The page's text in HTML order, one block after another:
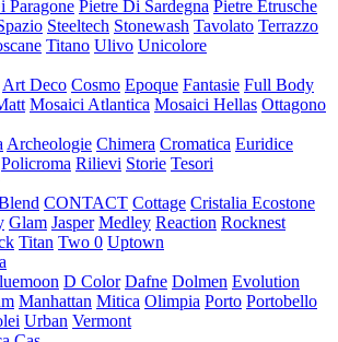
Paragone Pietre Di Sardegna Pietre Etrusche
Steeltech Stonewash Tavolato Terrazzo
Titano Ulivo Unicolore
Art Deco Cosmo Epoque Fantasie Full Body
Mosaici Atlantica Mosaici Hellas Ottagono
Archeologie Chimera Cromatica Euridice
Policroma Rilievi Storie Tesori
CONTACT Cottage Cristalia Ecostone
Glam Jasper Medley Reaction Rocknest
Titan Two 0 Uptown
D Color Dafne Dolmen Evolution
Manhattan Mitica Olimpia Porto Portobello
Urban Vermont